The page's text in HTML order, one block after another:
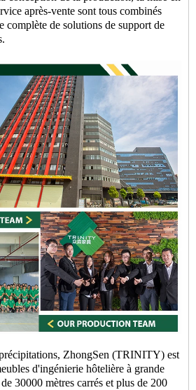
après-vente sont tous combinés
complète de solutions de support de
ZhongSen (TRINITY) est
d'ingénierie hôtelière à grande
30000 mètres carrés et plus de 200